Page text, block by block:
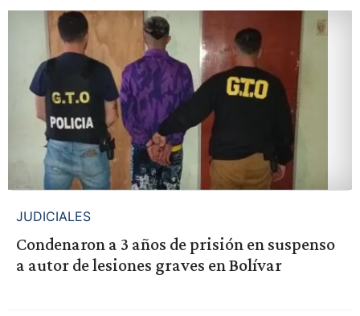
JUDICIALES
Condenaron a 3 años de prisión en suspenso
a autor de lesiones graves en Bolívar